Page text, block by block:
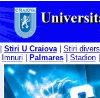
Stiri U Craiova| Stiri
Imnuri Palmares| Stadion|